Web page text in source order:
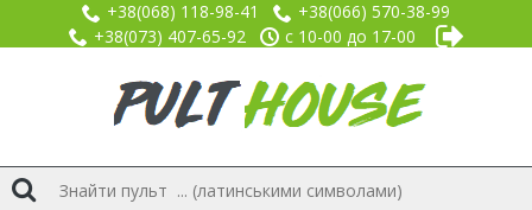
+38(068) 118-98-41
+38(066) 570-38-99
+38(073) 407-65-92
с 10-00 до 17-00